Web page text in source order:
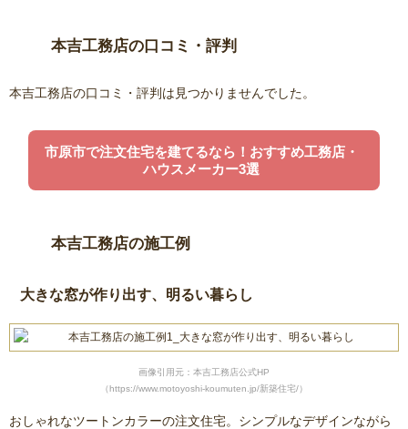
本吉工務店の口コミ・評判
本吉工務店の口コミ・評判は見つかりませんでした。
市原市で注文住宅を建てるなら！おすすめ工務店・
ハウスメーカー3選
本吉工務店の施工例
大きな窓が作り出す、明るい暮らし
画像引用元：本吉工務店公式HP
（https://www.motoyoshi-koumuten.jp/新築住宅/）
おしゃれなツートンカラーの注文住宅。シンプルなデザインながら